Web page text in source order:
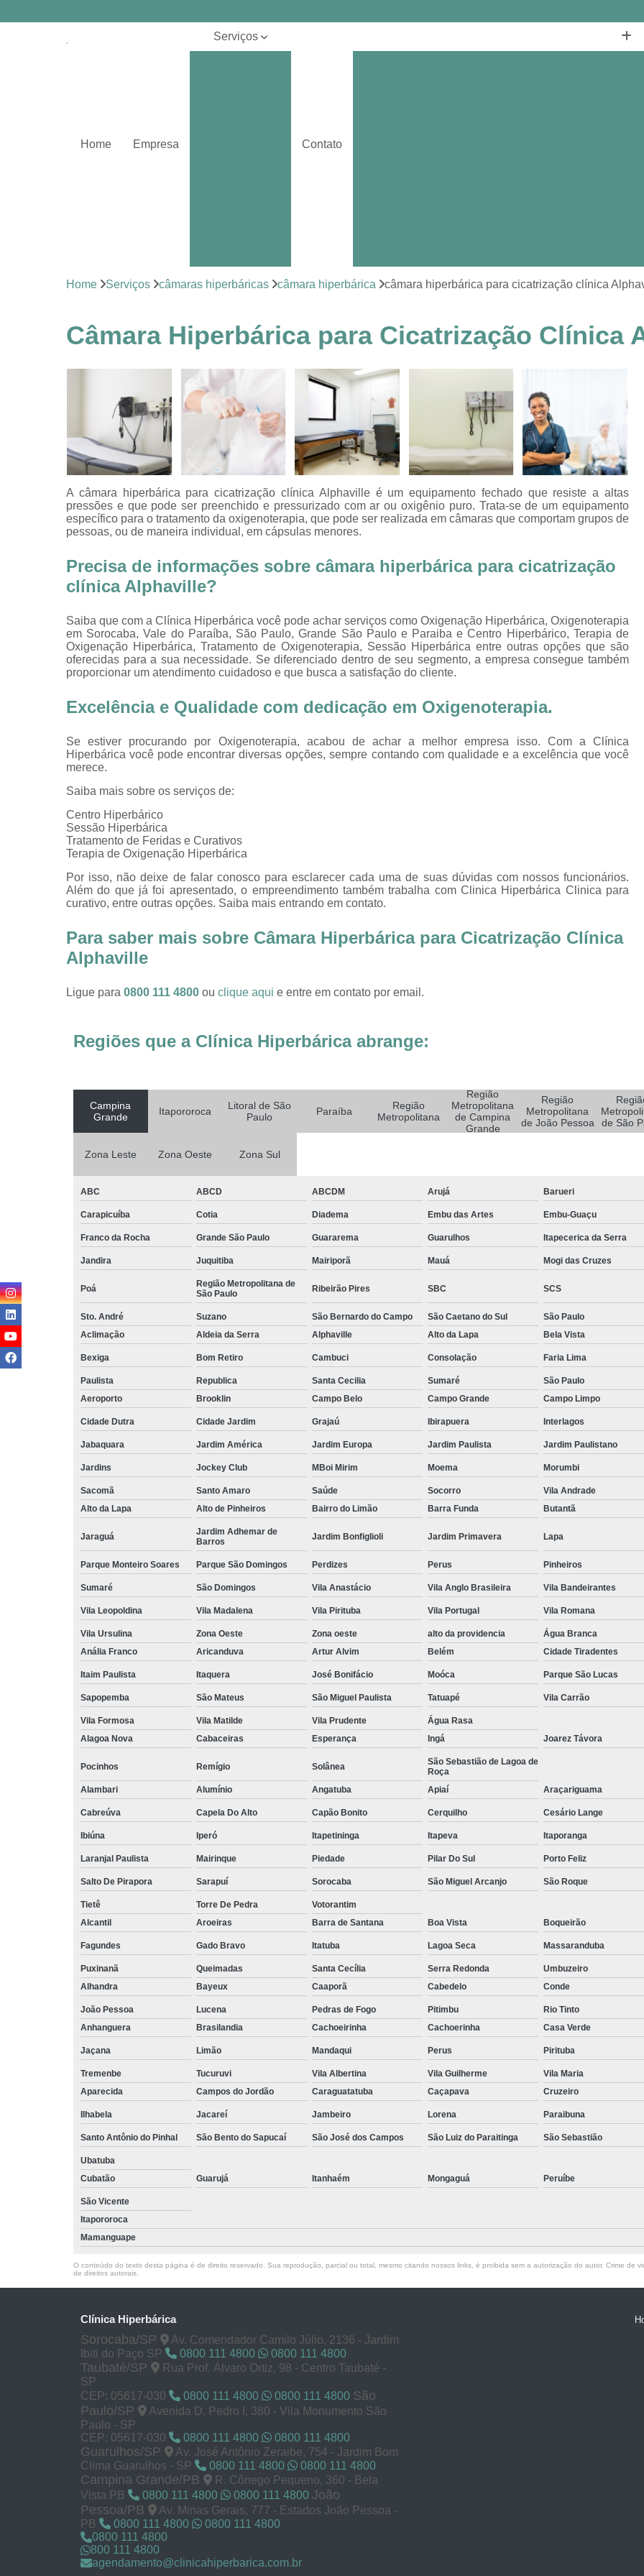
Home Empresa
Serviços
oxigenoterapia
feridas
Tratamentos por
hiperbárica
Tratamentos por
oxigenoterapia
Contato
Clínica de Hiperbárica
Clínica de Medicina
Clínica Hiperbárica em João Pessoa
Oxigenação Hiperbárica Clínica
Oxigenação Hiperbárica em João Pessoa
Oxigenação Hiperbárica em Sorocaba
Oxigenação Hiperbárica Terapia
Oxigenação Via Hiperbárica
Terapia Oxigenação Hiperbárica
Oxigenoterapia
Oxigenoterapia em Taubaté
Oxigenoterapia Tratamento de Diabéticos
Oxigenoterapia Tratamento de Pé
Oxigenoterapia Hiperbárica
Oxigenoterapia Hiperbárica em João Pessoa
Oxigenoterapia Hiperbárica Ferida
Oxigenoterapia Hiperbárica
Sessão Hiperbárica
Sessão
Sessão Hiperbárica em João Pessoa
Sessão Oxigenoterapia Hiperbárica
Sistemas de Oxigenoterapia Tratamento Pé
Sistemas Oxigenoterapia em São Paulo
Sistemas Oxigenoterapia para Pé Diabético
Feridas Tratamento
Tratamento com Oxigênio
Tratamento de Feridas
Tratamento de Feridas Enfermagem em Sorocaba
Tratamento para Cicatrização de Feridas
Tratamento Hiperbárico Claudicação Intermitente
Tratamento Hiperbárico de úlcera Varicosa
Tratamento Hiperbárico em São Paulo
Tratamento Hiperbárico em Taubaté
Tratamento Hiperbárico para
Tratamento Hiperbárico para Lesão Vascular
Tratamento Câmara Hiperbárica
Tratamento Feridas Câmara
Tratamento Hiperbárica em Campina Grande
Tratamento Hiperbárica em São Paulo
Tratamento por Hiperbárica
Tratamento
Tratamento de Oxigenoterapia
Tratamento
Tratamento de Oxigenoterapia em Sorocaba
Tratamento de Oxigenoterapia Hiperbárica
Tratamento para Oxigenoterapia
Tratamento por
Home Serviços câmaras hiperbáricas câmara hiperbárica câmara hiperbárica para cicatrização clínica
Câmara Hiperbárica para Cicatrização Clínica
A câmara hiperbárica para cicatrização clínica Alphaville é um equipamento fechado que resiste a altas
pressões e que pode ser preenchido e pressurizado com ar ou oxigênio puro. Trata-se de um equipamento
específico para o tratamento da oxigenoterapia, que pode ser realizada em câmaras que comportam grupos de
pessoas, ou de maneira individual, em cápsulas menores.
Precisa de informações sobre câmara hiperbárica para cicatrização
clínica Alphaville?
Saiba que com a Clínica Hiperbárica você pode achar serviços como Oxigenação Hiperbárica, Oxigenoterapia
em Sorocaba, Vale do Paraíba, São Paulo, Grande São Paulo e Paraiba e Centro Hiperbárico, Terapia de
Oxigenação Hiperbárica, Tratamento de Oxigenoterapia, Sessão Hiperbárica entre outras opções que são
oferecidas para a sua necessidade. Se diferenciado dentro de seu segmento, a empresa consegue também
proporcionar um atendimento cuidadoso e que busca a satisfação do cliente.
Excelência e Qualidade com dedicação em Oxigenoterapia.
Se estiver procurando por Oxigenoterapia, acabou de achar a melhor empresa isso. Com a Clínica
Hiperbárica você pode encontrar diversas opções, sempre contando com qualidade e a excelência que você
merece.
Saiba mais sobre os serviços de:
Centro Hiperbárico
Sessão Hiperbárica
Tratamento de Feridas e Curativos
Terapia de Oxigenação Hiperbárica
Por isso, não deixe de falar conosco para esclarecer cada uma de suas dúvidas com nossos funcionários.
Além do que já foi apresentado, o empreendimento também trabalha com Clinica Hiperbárica Clinica para
curativo, entre outras opções. Saiba mais entrando em contato.
Para saber mais sobre Câmara Hiperbárica para Cicatrização Clínica
Alphaville
Ligue para 0800 111 4800 ou clique aqui e entre em contato por email.
Regiões que a Clínica Hiperbárica abrange:
Campina
Grande
Itapororoca
Litoral de São
Paulo
Paraíba
Região
Metropolitana
Região
Metropolitana
de Campina
Grande
Região
Metropolitana
de João Pessoa
de São
Zona Leste Zona Oeste Zona Sul
ABC ABCD ABCDM Arujá Barueri
Carapicuíba Cotia Diadema Embu das Artes Embu-Guaçu
Franco da Rocha Grande São Paulo Guararema Guarulhos Itapecerica da Serra
Jandira Juquitiba Mairiporã Mauá Mogi das Cruzes
Poá
Região Metropolitana de
São Paulo
Ribeirão Pires SBC SCS
Sto. André Suzano São Bernardo do Campo São Caetano do Sul São Paulo
Aclimação
Aldeia da Serra Alphaville Alto da Lapa Bela Vista
Bexiga Bom Retiro Cambuci Consolação Faria Lima
Paulista Republica Santa Cecilia Sumaré São Paulo
Aeroporto
Brooklin Campo Belo Campo Grande Campo Limpo
Cidade Dutra Cidade Jardim Grajaú Ibirapuera Interlagos
Jabaquara Jardim América Jardim Europa Jardim Paulista Jardim Paulistano
Jardins Jockey Club MBoi Mirim Moema Morumbi
Sacomã Santo Amaro Saúde Socorro Vila Andrade
Alto da Lapa
Alto de Pinheiros Bairro do Limão Barra Funda Butantã
Jaraguá
Jardim Adhemar de
Barros
Jardim Bonfiglioli Jardim Primavera Lapa
Parque Monteiro Soares Parque São Domingos Perdizes Perus Pinheiros
Sumaré São Domingos Vila Anastácio Vila Anglo Brasileira Vila Bandeirantes
Vila Leopoldina Vila Madalena Vila Pirituba Vila Portugal Vila Romana
Vila Ursulina Zona Oeste Zona oeste alto da providencia
Água Branca
Anália Franco
Aricanduva Artur Alvim Belém Cidade Tiradentes
Itaim Paulista Itaquera José Bonifácio Moóca Parque São Lucas
Sapopemba São Mateus São Miguel Paulista Tatuapé Vila Carrão
Vila Formosa Vila Matilde Vila Prudente
Água Rasa
Alagoa Nova
Cabaceiras Esperança Ingá Joarez Távora
Pocinhos Remígio Solânea
São Sebastião de Lagoa de
Roça
Alambari
Alumínio Angatuba Apiaí Araçariguama
Cabreúva Capela Do Alto Capão Bonito Cerquilho Cesário Lange
Ibiúna Iperó Itapetininga Itapeva Itaporanga
Laranjal Paulista Mairinque Piedade Pilar Do Sul Porto Feliz
Salto De Pirapora Sarapuí Sorocaba São Miguel Arcanjo São Roque
Tietê Torre De Pedra
Votorantim
Alcantil
Aroeiras Barra de Santana Boa Vista Boqueirão
Fagundes Gado Bravo Itatuba Lagoa Seca Massaranduba
Puxinanã Queimadas Santa Cecília Serra Redonda
Umbuzeiro
Alhandra
Bayeux Caaporã Cabedelo Conde
João Pessoa Lucena Pedras de Fogo Pitimbu Rio Tinto
Anhanguera
Brasilandia Cachoeirinha Cachoerinha Casa Verde
Jaçana Limão Mandaqui Perus Pirituba
Tremenbe Tucuruvi Vila Albertina Vila Guilherme Vila Maria
Aparecida
Campos do Jordão Caraguatatuba Caçapava Cruzeiro
Ilhabela Jacareí Jambeiro Lorena Paraibuna
Santo Antônio do Pinhal São Bento do Sapucaí São José dos Campos São Luiz do Paraitinga São Sebastião
Ubatuba
Cubatão
Guarujá Itanhaém Mongaguá Peruíbe
São Vicente
Itapororoca
Mamanguape
O conteúdo do texto desta página é de direito reservado. Sua reprodução, parcial ou total, mesmo citando nossos links, é proibida sem a autorização do autor. Crime de
de direitos autorais
Clínica Hiperbárica
Sorocaba/SP
Av. Comendador Camilo Júlio, 2136 - Jardim
Ibiti do Paço SP
0800 111 4800 0800 111 4800
Taubaté/SP
Rua Prof. Álvaro Ortiz, 98 - Centro Taubaté -
SP
CEP: 05617-030
0800 111 4800 0800 111 4800 São
Paulo/SP
Avenida D. Pedro I, 380 - Vila Monumento São
Paulo - SP
CEP: 05617-030
0800 111 4800 0800 111 4800
Guarulhos/SP
Av. José Antônio Zeraibe, 754 - Jardim Bom
Clima Guarulhos - SP
0800 111 4800 0800 111 4800
Campina Grande/PB
R. Cônego Pequeno, 360 - Bela
Vista PB
0800 111 4800 0800 111 4800 João
Pessoa/PB
Av. Minas Gerais, 777 - Estados João Pessoa -
PB
0800 111 4800
0800 111 4800
0800 111 4800
800 111 4800
agendamento@clinicahiperbarica.com.br